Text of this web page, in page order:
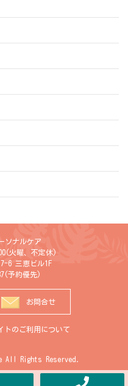
ソナルケア
火曜、不定休)
6 三恵ビル1F
(予約優先)
お問合せ
トのご利用について
All Rights Reserved.